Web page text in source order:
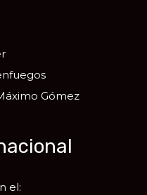
Gómez
el: